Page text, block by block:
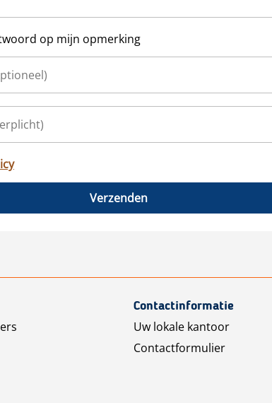
op mijn opmerking
Verzenden
Contactinformatie
Uw lokale kantoor
Contactformulier